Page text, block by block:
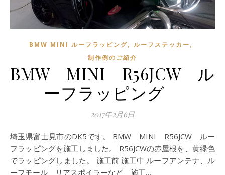
BMW MINI ルーフラッピング, ルーフステッカー,
制作例のご紹介
BMW MINI R56JCW ル
ーフラッピング
2017年2月6日
埼玉県富士見市のDK5です。 BMW MINI R56JCW ルー
フラッピングを施工しました。 R56JCWの赤屋根を、黄緑色
でラッピングしました。 施工前 施工中 ルーフアンテナ、ル
ーフモール、リアスポイラーなど、施工…